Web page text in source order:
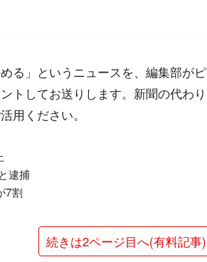
る」というニュースを、編集部がピ
トしてお送りします。新聞の代わり
用ください。
逮捕
7割
続きは2ページ目へ(有料記事)